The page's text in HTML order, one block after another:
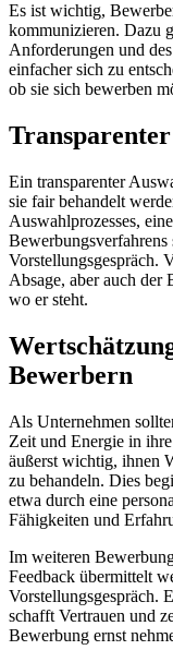
Es ist wichtig,
kommunizieren. Dazu
Anforderungen und
einfacher sich zu
ob sie sich bewerben
Ein transparenter
sie fair behandelt
Auswahlprozesses,
Vorstellungsgespräch.
Absage, aber auch der
wo er steht.
Bewerbern
Als Unternehmen
Zeit und Energie in
äußerst wichtig, ihnen
zu behandeln. Dies
etwa durch eine
Fähigkeiten und
Im weiteren
Feedback übermittelt
Vorstellungsgespräch.
schafft Vertrauen und
Bewerbung ernst